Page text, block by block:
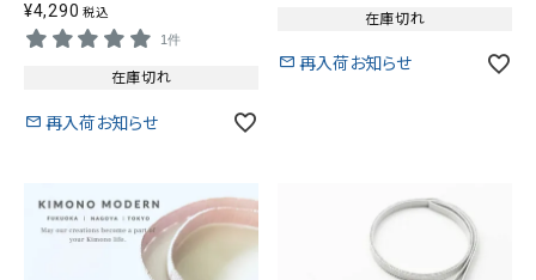
¥4,290 税込
1件
在庫切れ
再入荷お知らせ
在庫切れ
再入荷お知らせ